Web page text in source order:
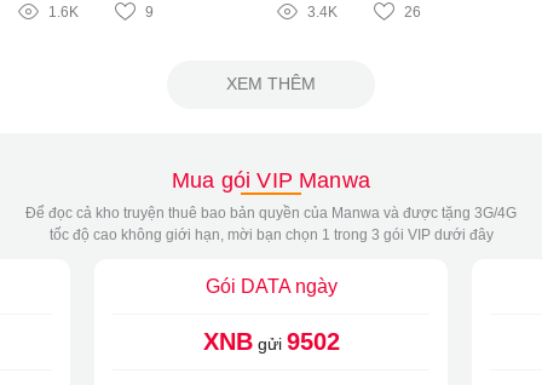
1.6K 9 3.4K 26
XEM THÊM
Mua gói VIP Manwa
Để đọc cả kho truyện thuê bao bản quyền của Manwa và được tặng 3G/4G
tốc độ cao không giới hạn, mời bạn chọn 1 trong 3 gói VIP dưới đây
Gói DATA ngày
XNBgửi 9502